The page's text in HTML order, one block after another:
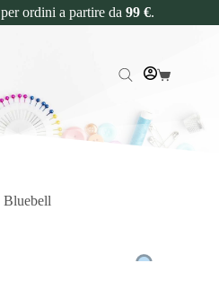
per ordini a partire da 99 €.
Bluebell